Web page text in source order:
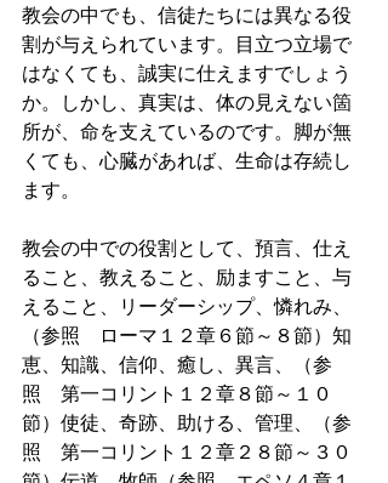
教会の中でも、信徒たちには異なる役
割が与えられています。目立つ立場で
はなくても、誠実に仕えますでしょう
か。しかし、真実は、体の見えない箇
所が、命を支えているのです。脚が無
くても、心臓があれば、生命は存続し
ます。
教会の中での役割として、預言、仕え
ること、教えること、励ますこと、与
えること、リーダーシップ、憐れみ、
（参照　ローマ１２章６節～８節）知
恵、知識、信仰、癒し、異言、（参
照　第一コリント１２章８節～１０
節）使徒、奇跡、助ける、管理、（参
照　第一コリント１２章２８節～３０